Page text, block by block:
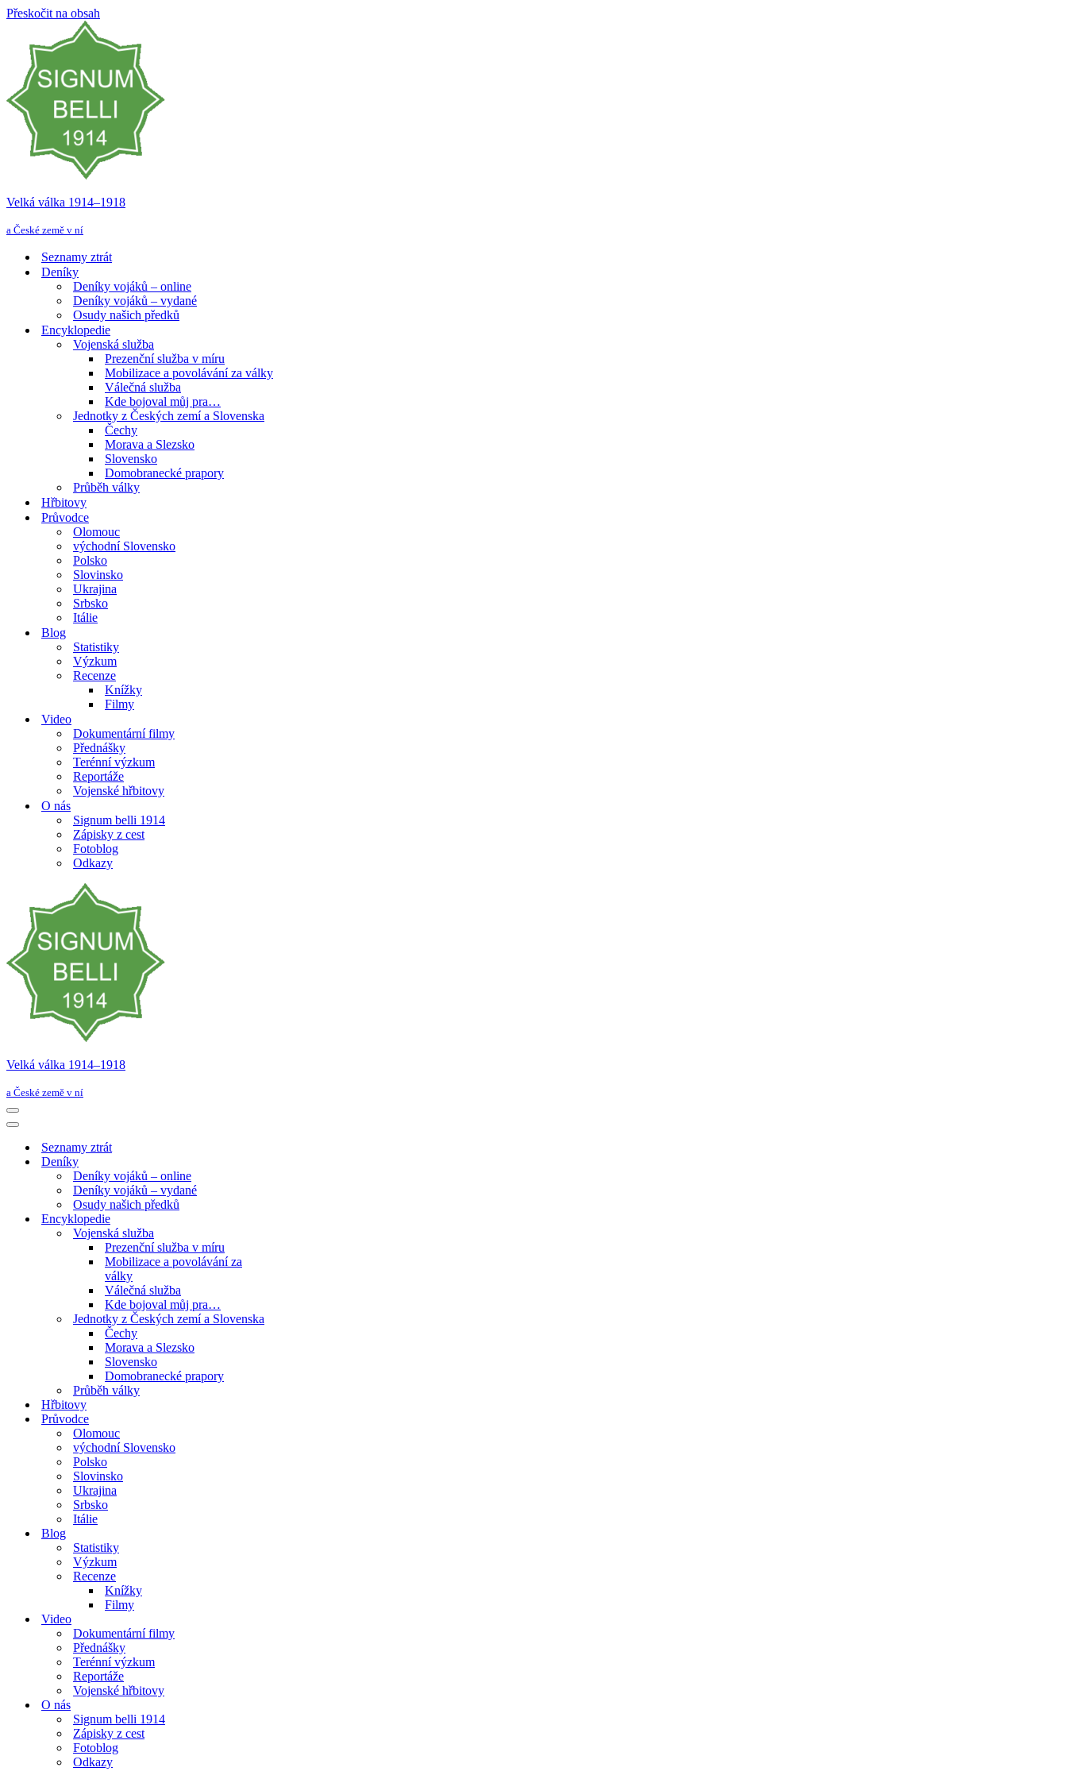
Přeskočit na obsah
Velká válka 1914–⁠⁠⁠⁠⁠⁠1918
a České země v ní
Seznamy ztrát
Deníky
Deníky vojáků – online
Deníky vojáků – vydané
Osudy našich předků
Encyklopedie
Vojenská služba
Prezenční služba v míru
Mobilizace a povolávání za války
Válečná služba
Kde bojoval můj pra…
Jednotky z Českých zemí a Slovenska
Čechy
Morava a Slezsko
Slovensko
Domobranecké prapory
Průběh války
Hřbitovy
Průvodce
Olomouc
východní Slovensko
Polsko
Slovinsko
Ukrajina
Srbsko
Itálie
Blog
Statistiky
Výzkum
Recenze
Knížky
Filmy
Video
Dokumentární filmy
Přednášky
Terénní výzkum
Reportáže
Vojenské hřbitovy
O nás
Signum belli 1914
Zápisky z cest
Fotoblog
Odkazy
Velká válka 1914–⁠⁠⁠⁠⁠⁠1918
a České země v ní
Navigační
menu
Navigační
Seznamy ztrát
Deníky
Deníky vojáků – online
Deníky vojáků – vydané
Osudy našich předků
Encyklopedie
Vojenská služba
Prezenční služba v míru
Mobilizace a povolávání za
války
Válečná služba
Kde bojoval můj pra…
Jednotky z Českých zemí a Slovenska
Čechy
Morava a Slezsko
Slovensko
Domobranecké prapory
Průběh války
Hřbitovy
Průvodce
Olomouc
východní Slovensko
Polsko
Slovinsko
Ukrajina
Srbsko
Itálie
Blog
Statistiky
Výzkum
Recenze
Knížky
Filmy
Video
Dokumentární filmy
Přednášky
Terénní výzkum
Reportáže
Vojenské hřbitovy
O nás
Signum belli 1914
Zápisky z cest
Fotoblog
Odkazy